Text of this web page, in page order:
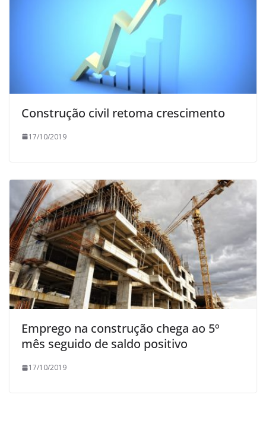
Construção civil retoma crescimento
17/10/2019
Emprego na construção chega ao 5º
mês seguido de saldo positivo
17/10/2019